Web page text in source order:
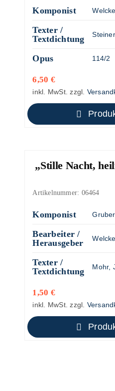
Komponist
Texter /
Textdichtung
Opus 114/2
6,50 €
inkl. MwSt. zzgl.
„Stille Nacht,
Artikelnummer: 06464
Komponist
Bearbeiter /
Herausgeber
Texter /
Textdichtung
Mohr,
1,50 €
inkl. MwSt. zzgl.